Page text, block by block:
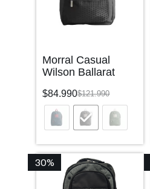
Morral Casual
Wilson Ballarat
$121.990
$84.990
30%